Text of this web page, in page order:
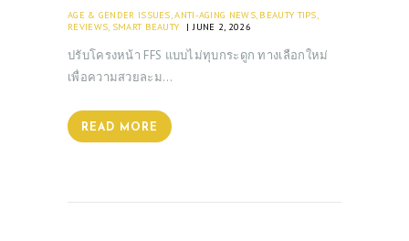
AGE & GENDER ISSUES ,ANTI-AGING NEWS, BEAUTY TIPS
REVIEWS SMART BEAUTY JUNE 2, 2026
ปรับโครงหน้า FFS แบบไม่ทุบกระดูก ทางเลือกใหม่
เพื่อความสวยละม…
READ MORE